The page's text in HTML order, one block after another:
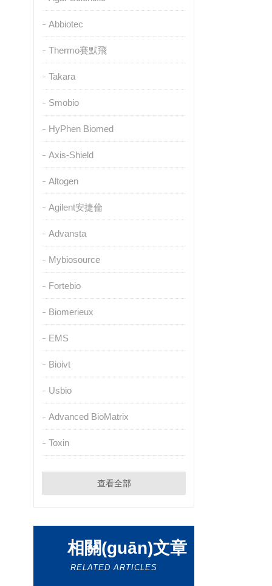
Abbiotec
Thermo賽默飛
Takara
Smobio
HyPhen Biomed
Axis-Shield
Altogen
Agilent安捷倫
Advansta
Mybiosource
Fortebio
Biomerieux
EMS
Bioivt
Usbio
Advanced BioMatrix
Toxin
查看全部
相關(guān)文章
RELATED ARTICLES